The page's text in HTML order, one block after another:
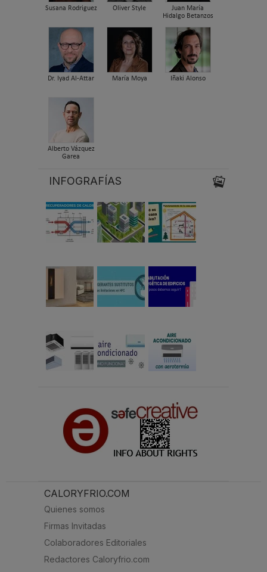
Susana Rodriguez Oliver Style
Juan María
Hidalgo Betanzos
Dr. Iyad Al-Attar María Moya Iñaki Alonso
Alberto Vázquez
Garea
INFOGRAFÍAS
CALORYFRIO.COM
Quienes somos
Firmas Invitadas
Colaboradores Editoriales
Redactores Caloryfrio.com